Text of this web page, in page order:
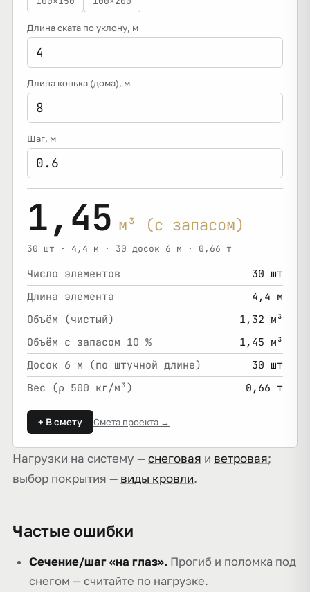
Длина ската по уклону, м
Длина конька (дома), м
Шаг, м
1,45 м³ (с запасом)
30 шт · 4,4 м · 30 досок 6 м · 0,66 т
Число элементов
30 шт
Длина элемента
4,4 м
Объём (чистый)
1,32 м³
Объём с запасом 10 %
1,45 м³
Досок 6 м (по штучной длине)
30 шт
Вес (ρ 500 кг/м³)
0,66 т
+ В смету Смета проекта →
Нагрузки на систему —снеговая и ветровая;
выбор покрытия — виды кровли.
Частые ошибки
Сечение/шаг «на глаз». Прогиб и поломка под
снегом — считайте по нагрузке.